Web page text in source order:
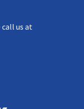
call us at